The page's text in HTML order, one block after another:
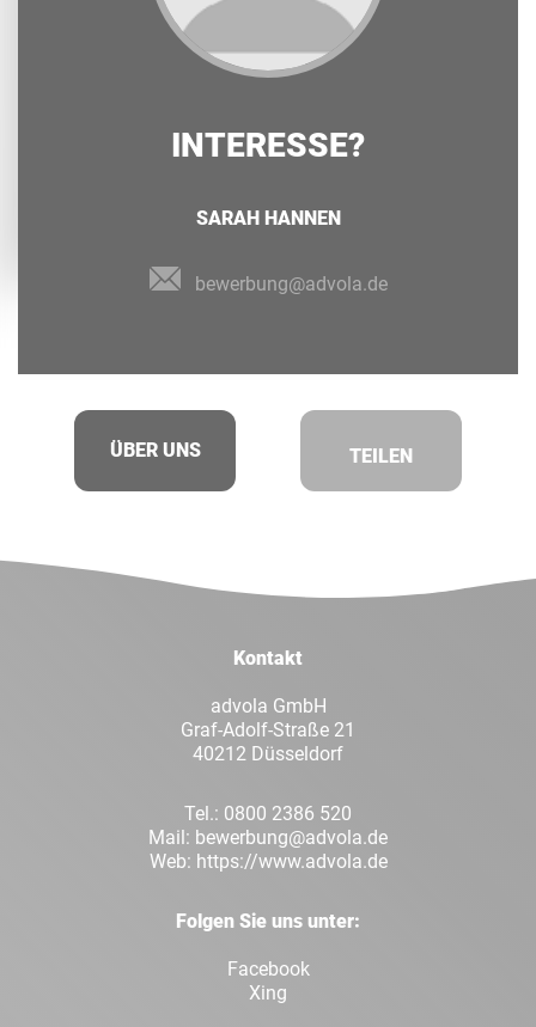
INTERESSE?
SARAH HANNEN
bewerbung@advola.de
ÜBER UNS TEILEN
Kontakt
advola GmbH
Graf-Adolf-Straße 21
40212 Düsseldorf
Tel.: 0800 2386 520
Mail: bewerbung@advola.de
Web: https://www.advola.de
Folgen Sie uns unter:
Facebook
Xing